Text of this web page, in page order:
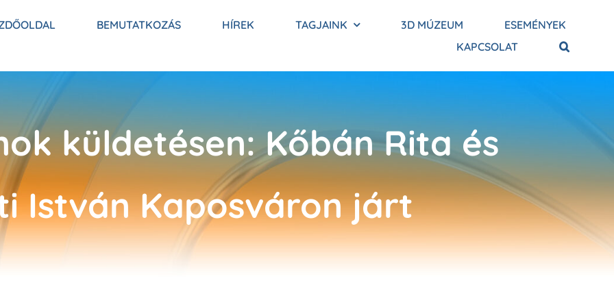
BEMUTATKOZÁS HÍREK TAGJAINK 3D MÚZEUM
ESEMÉNYEK
KAPCSOLAT
küldetésen: Kőbán Rita és
István Kaposváron járt